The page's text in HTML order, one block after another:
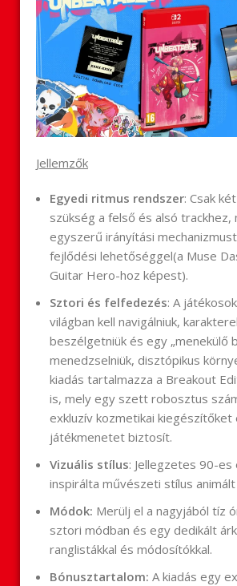
Jellemzők
Egyedi ritmus rendszer: Csak
szükség a felső és alsó trackhez,
egyszerű irányítási
fejlődési lehetőséggel(a Muse
Guitar Hero-hoz képest).
Sztori és felfedezés: A
világban kell navigálniuk,
beszélgetniük és egy „menekülő
menedzselniük, disztópikus
kiadás tartalmazza a Breakout
is, mely egy szett robosztus
exkluzív kozmetikai
játékmenetet biztosít.
Vizuális stílus: Jellegzetes 90-es
inspirálta művészeti stílus
Módok: Merülj el a nagyjából tíz
sztori módban és egy dedikált
ranglistákkal és módosítókkal.
Bónusztartalom: A kiadás egy